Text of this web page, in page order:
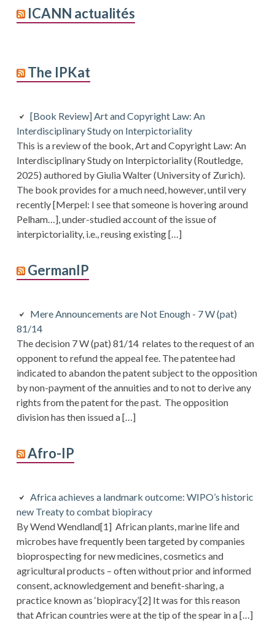
ICANN actualités
The IPKat
[Book Review] Art and Copyright Law: An
Interdisciplinary Study on Interpictoriality
This is a review of the book, Art and Copyright Law: An
Interdisciplinary Study on Interpictoriality (Routledge,
2025) authored by Giulia Walter (University of Zurich).
The book provides for a much need, however, until very
recently [Merpel: I see that someone is hovering around
Pelham…], under-studied account of the issue of
interpictoriality, i.e., reusing existing […]
GermanIP
Mere Announcements are Not Enough - 7 W (pat)
81/14
The decision 7 W (pat) 81/14 relates to the request of an
opponent to refund the appeal fee. The patentee had
indicated to abandon the patent subject to the opposition
by non-payment of the annuities and to not to derive any
rights from the patent for the past. The opposition
division has then issued a […]
Afro-IP
Africa achieves a landmark outcome: WIPO’s historic
new Treaty to combat biopiracy
By Wend Wendland[1] African plants, marine life and
microbes have frequently been targeted by companies
bioprospecting for new medicines, cosmetics and
agricultural products – often without prior and informed
consent, acknowledgement and benefit-sharing, a
practice known as ‘biopiracy’.[2] It was for this reason
that African countries were at the tip of the spear in a […]